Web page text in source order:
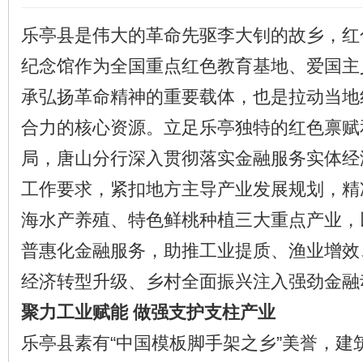
乐亭县是伟大的革命先驱李大钊的故乡，
纪念馆作为全国重点红色教育基地、爱国
承弘扬革命精神的重要载体，也是拉动当
合力的核心资源。立足乐亭独特的红色禀
局，唐山分行深入贯彻落实金融服务实体
工作要求，紧扣地方主导产业发展规划，
海水产养殖、特色鲜桃种植三大重点产业
普惠化金融服务，助推工业提质、渔业增
经济转型升级、乡村全面振兴注入强劲金
聚力工业赋能 做强支护支柱产业
乐亭县素有“中国模板脚手架之乡”美誉，